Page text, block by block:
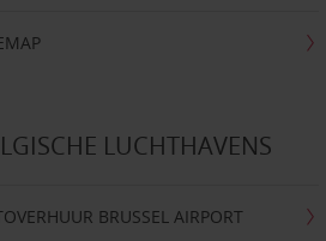
LUCHTHAVENS
BRUSSEL AIRPORT